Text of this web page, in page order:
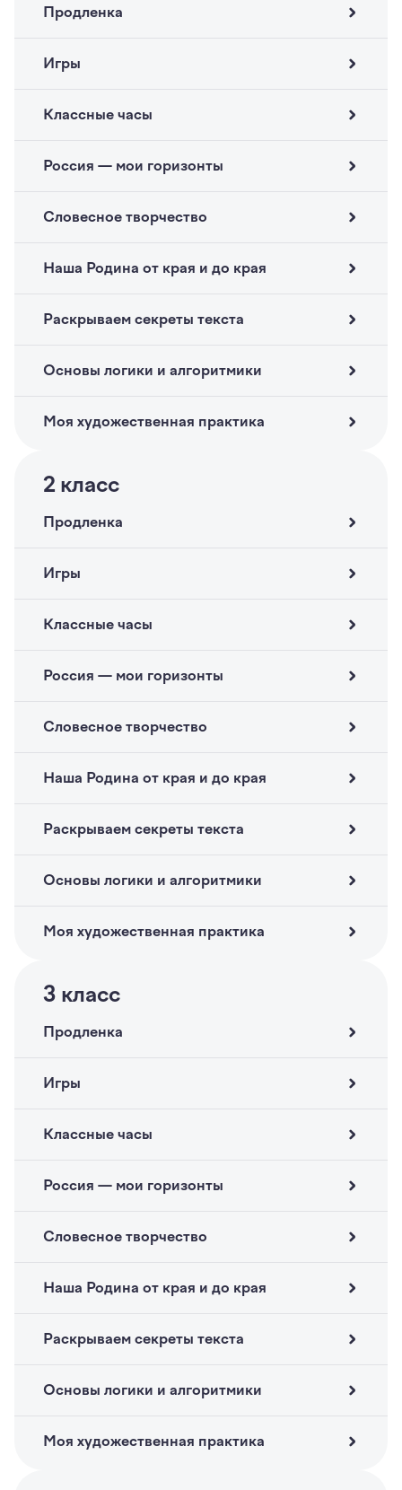
Продленка
Игры
Классные часы
Россия — мои горизонты
Словесное творчество
Наша Родина от края и до края
Раскрываем секреты текста
Основы логики и алгоритмики
Моя художественная практика
2 класс
Продленка
Игры
Классные часы
Россия — мои горизонты
Словесное творчество
Наша Родина от края и до края
Раскрываем секреты текста
Основы логики и алгоритмики
Моя художественная практика
3 класс
Продленка
Игры
Классные часы
Россия — мои горизонты
Словесное творчество
Наша Родина от края и до края
Раскрываем секреты текста
Основы логики и алгоритмики
Моя художественная практика